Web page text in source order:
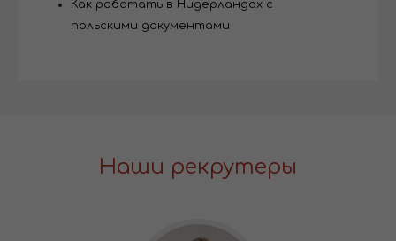
Как работать в Нидерландах с
польскими документами
Наши рекрутеры